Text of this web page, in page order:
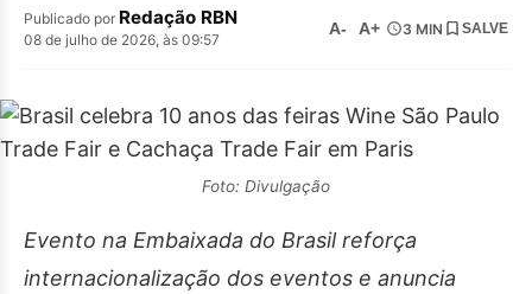
Publicado por Redação RBN
08 de julho de 2026, às 09:57
A- A+ 3 MIN SALVE
Foto: Divulgação
Evento na Embaixada do Brasil reforça
internacionalização dos eventos e anuncia